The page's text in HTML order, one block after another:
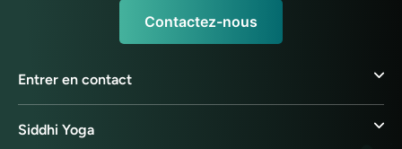
Contactez-nous
Entrer en contact
Siddhi Yoga